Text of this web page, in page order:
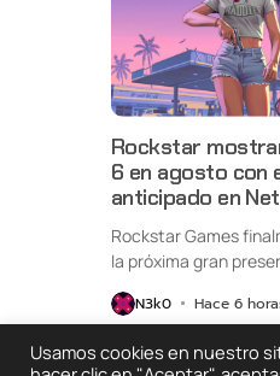
Rockstar
6 en agosto con
anticipado en
Rockstar Games
la próxima gran
N3k0 Hace 6
Usamos cookies en nuestro